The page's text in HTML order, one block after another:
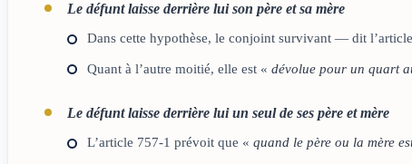
Le défunt laisse derrière lui son père et sa mère
Dans cette hypothèse, le conjoint survivant — dit
Quant à l’autre moitié, elle est «dévolue pour un quart
Le défunt laisse derrière lui un seul de ses père et mère
L’article 757-1 prévoit que «quand le père ou la mère